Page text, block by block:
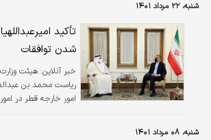
درآمد ایران داشته‌اند. این در حالی است که ایران اکثر
را برای مصارف خانگی- صنعتی و با پرداخت یارانه‌های‌
شنبه، ۲۲ مرداد ۱۴۰۱
تأکید
شدن توافقات
خبر آنلاین: هیئت
ریاست محمد بن
امور خارجه قطر در
شنبه، ۰۸ مرداد ۱۴۰۱